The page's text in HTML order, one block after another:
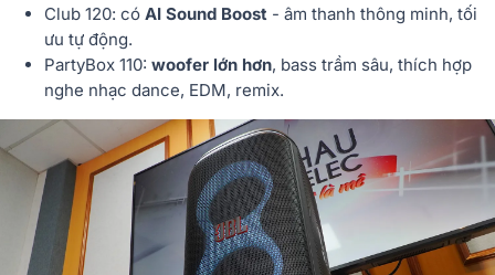
Club 120: có AI Sound Boost - âm thanh thông minh, tối
ưu tự động.
PartyBox 110: woofer lớn hơn, bass trầm sâu, thích hợp
nghe nhạc dance, EDM, remix.